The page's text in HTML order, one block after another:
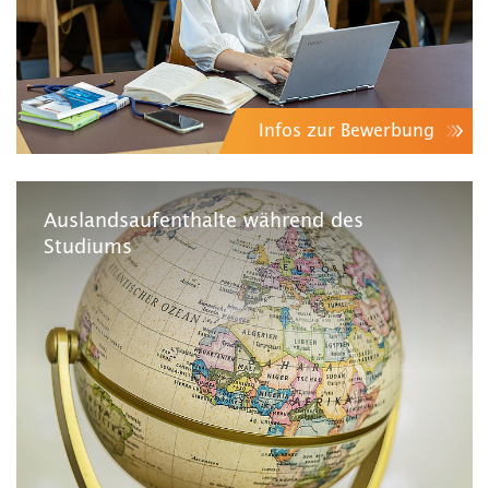
Infos zur Bewerbung
Auslandsaufenthalte während des
Studiums